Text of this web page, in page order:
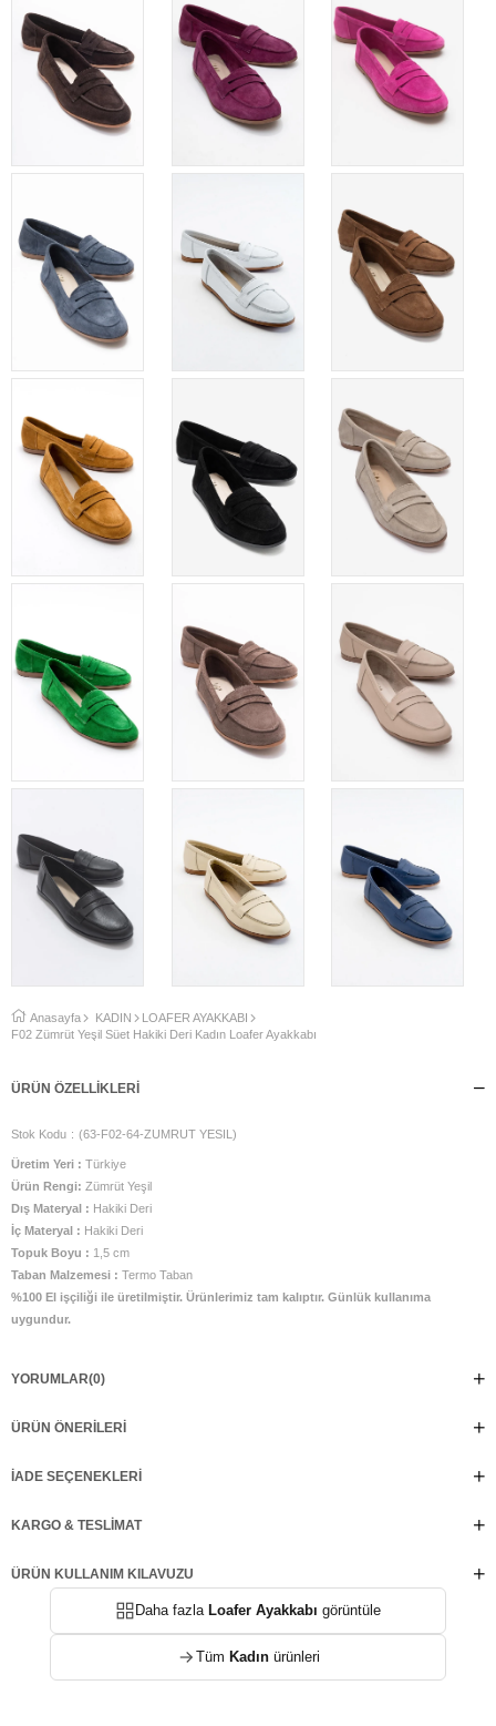
Anasayfa KADIN
LOAFER AYAKKABI
F02 Zümrüt Yeşil Süet Hakiki Deri Kadın Loafer Ayakkabı
ÜRÜN ÖZELLIKLERI
Stok Kodu (63-F02-64-ZUMRUT YESIL)
Üretim Yeri : Türkiye
Ürün Rengi: Zümrüt Yeşil
Dış Materyal : Hakiki Deri
İç Materyal : Hakiki Deri
Topuk Boyu : 1,5 cm
Taban Malzemesi : Termo Taban
%100 El işçiliği ile üretilmiştir. Ürünlerimiz tam kalıptır. Günlük kullanıma
uygundur.
YORUMLAR(0)
ÜRÜN ÖNERILERI
İADE SEÇENEKLERI
KARGO & TESLIMAT
ÜRÜN KULLANIM KILAVUZU
Daha fazla Loafer Ayakkabı görüntüle
Tüm Kadınürünleri